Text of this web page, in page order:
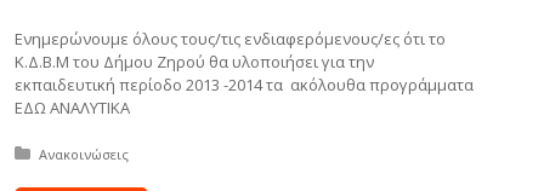
Ενημερώνουμε όλους τους/τις ενδιαφερόμενους/ες ότι το
Κ.Δ.Β.Μ του Δήμου Ζηρού θα υλοποιήσει για την
εκπαιδευτική περίοδο 2013 -2014 τα ακόλουθα προγράμματα
ΕΔΩ ΑΝΑΛΥΤΙΚΑ
Δημοσιεύτηκε σε:
Ανακοινώσεις